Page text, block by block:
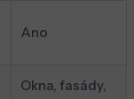
Ano
Okna, fasády,